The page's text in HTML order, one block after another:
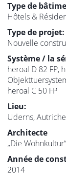
Type de
Hôtels &
Type de projet:
Nouvelle
Système / la
heroal D 82 FP,
heroal C 50 FP
Lieu:
Uderns, Autriche
Architecte
„Die Wohnkultur“
Année de
2014